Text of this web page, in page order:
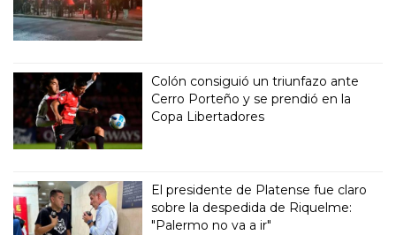
Colón consiguió un triunfazo ante
Cerro Porteño y se prendió en la
Copa Libertadores
El presidente de Platense fue claro
sobre la despedida de Riquelme:
"Palermo no va a ir"